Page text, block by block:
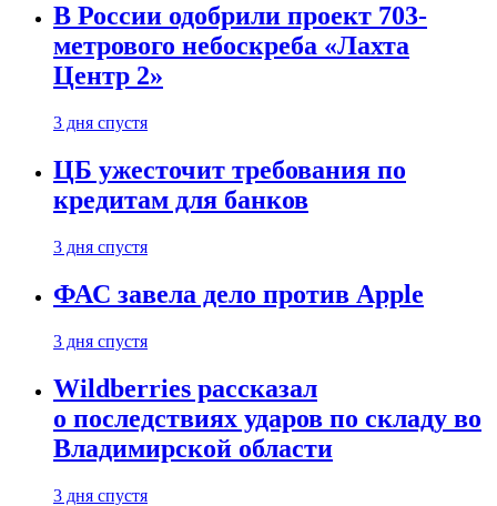
В России одобрили проект 703-
метрового небоскреба «Лахта
Центр 2»
3 дня спустя
ЦБ ужесточит требования по
кредитам для банков
3 дня спустя
ФАС завела дело против Apple
3 дня спустя
Wildberries рассказал
о последствиях ударов по складу во
Владимирской области
3 дня спустя